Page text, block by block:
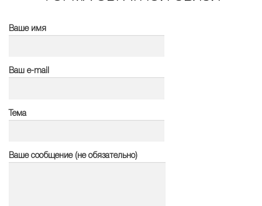
Ваше имя
Ваш e-mail
Тема
Ваше сообщение (не обязательно)